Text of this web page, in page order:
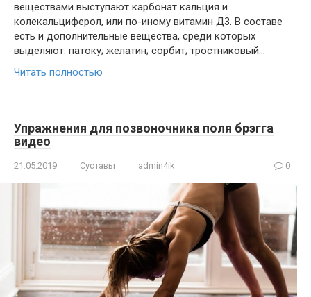
веществами выступают карбонат кальция и
колекальциферол, или по-иному витамин Д3. В составе
есть и дополнительные вещества, среди которых
выделяют: патоку; желатин; сорбит; тростниковый…
Читать полностью
Упражнения для позвоночника поля брэгга
видео
21.05.2019 Суставы admin4ik 0